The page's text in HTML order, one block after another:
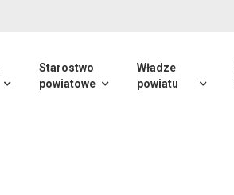
Starostwo
powiatowe
Władze
powiatu